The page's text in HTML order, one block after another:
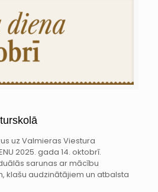
uz Valmieras Viestura
2025. gada 14. oktobrī.
sarunas ar mācību
klašu audzinātājiem un atbalsta